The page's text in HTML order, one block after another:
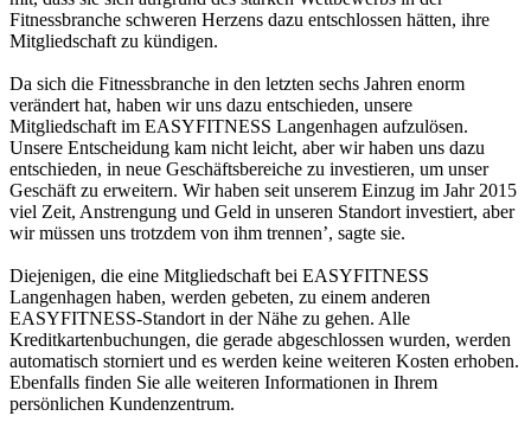
Fitnessbranche schweren Herzens dazu entschlossen hätten, ihre
Mitgliedschaft zu kündigen.
Da sich die Fitnessbranche in den letzten sechs Jahren enorm
verändert hat, haben wir uns dazu entschieden, unsere
Mitgliedschaft im EASYFITNESS Langenhagen aufzulösen.
Unsere Entscheidung kam nicht leicht, aber wir haben uns dazu
entschieden, in neue Geschäftsbereiche zu investieren, um unser
Geschäft zu erweitern. Wir haben seit unserem Einzug im Jahr 2015
viel Zeit, Anstrengung und Geld in unseren Standort investiert, aber
wir müssen uns trotzdem von ihm trennen’, sagte sie.
Diejenigen, die eine Mitgliedschaft bei EASYFITNESS
Langenhagen haben, werden gebeten, zu einem anderen
EASYFITNESS-Standort in der Nähe zu gehen. Alle
Kreditkartenbuchungen, die gerade abgeschlossen wurden, werden
automatisch storniert und es werden keine weiteren Kosten erhoben.
Ebenfalls finden Sie alle weiteren Informationen in Ihrem
persönlichen Kundenzentrum.